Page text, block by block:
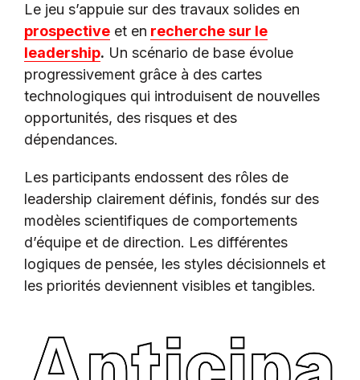
Le jeu s’appuie sur des travaux solides en
prospective et en recherche sur le
leadership. Un scénario de base évolue
progressivement grâce à des cartes
technologiques qui introduisent de nouvelles
opportunités, des risques et des
dépendances.
Les participants endossent des rôles de
leadership clairement définis, fondés sur des
modèles scientifiques de comportements
d’équipe et de direction. Les différentes
logiques de pensée, les styles décisionnels et
les priorités deviennent visibles et tangibles.